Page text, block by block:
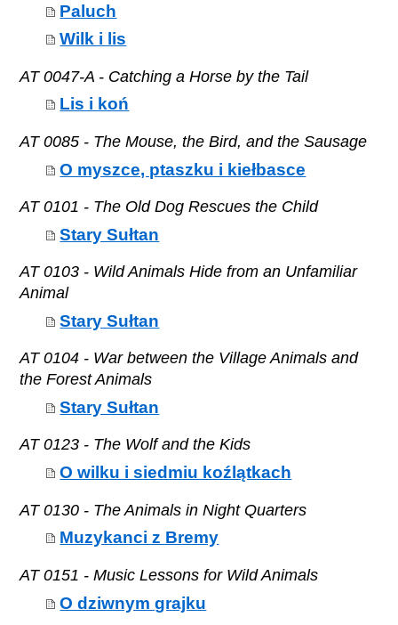
Paluch
Wilk i lis
AT 0047-A - Catching a Horse by the Tail
Lis i koń
AT 0085 - The Mouse, the Bird, and the Sausage
O myszce, ptaszku i kiełbasce
AT 0101 - The Old Dog Rescues the Child
Stary Sułtan
AT 0103 - Wild Animals Hide from an Unfamiliar
Animal
Stary Sułtan
AT 0104 - War between the Village Animals and
the Forest Animals
Stary Sułtan
AT 0123 - The Wolf and the Kids
O wilku i siedmiu koźlątkach
AT 0130 - The Animals in Night Quarters
Muzykanci z Bremy
AT 0151 - Music Lessons for Wild Animals
O dziwnym grajku